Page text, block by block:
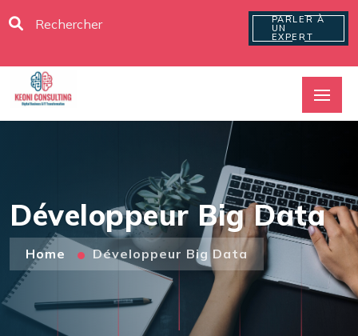
PARLER À
UN
EXPERT
Développeur Big Data
Home Développeur Big Data